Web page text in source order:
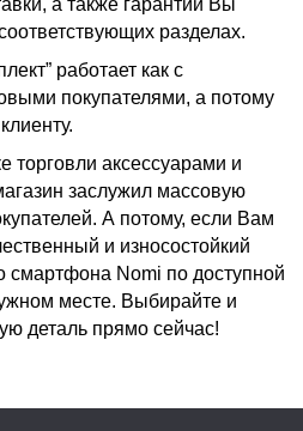
разделах.
работает как с
покупателями, а потому
торговли аксессуарами и
заслужил массовую
А потому, если Вам
и износостойкий
смартфона Nomi по доступной
месте. Выбирайте и
деталь прямо сейчас!